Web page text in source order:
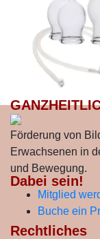
Förderung von
Erwachsenen in
und Bewegung.
Dabei sein!
Mitglied
Buche ein
Rechtliches